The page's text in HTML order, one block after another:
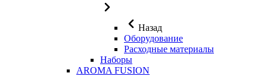
Назад
Оборудование
Расходные материалы
Наборы
AROMA FUSION